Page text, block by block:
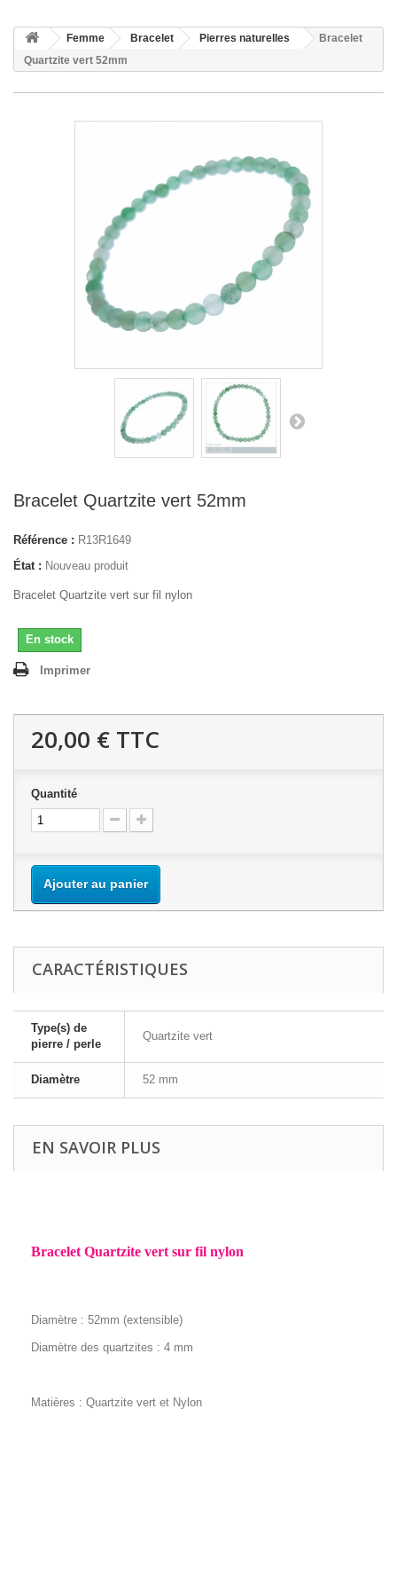
Femme Bracelet Pierres naturelles
Bracelet
Quartzite vert 52mm
Bracelet Quartzite vert 52mm
Référence : R13R1649
État : Nouveau produit
Bracelet Quartzite vert sur fil nylon
En stock
Imprimer
20,00 € TTC
Quantité
Ajouter au panier
CARACTÉRISTIQUES
Type(s) de
pierre / perle
Quartzite vert
Diamètre 52 mm
EN SAVOIR PLUS
Bracelet Quartzite vert sur fil nylon
Diamètre : 52mm (extensible)
Diamètre des quartzites : 4 mm
Matières : Quartzite vert et Nylon